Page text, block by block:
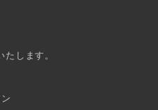
します。